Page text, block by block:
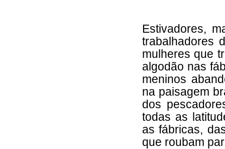
Estivadores,
trabalhadores
mulheres que
algodão nas
meninos
na paisagem
dos
todas as
as fábricas,
que roubam